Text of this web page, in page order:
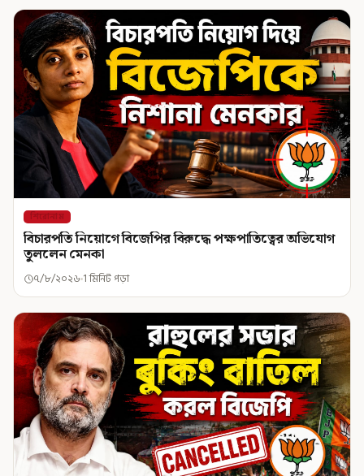
শিরোনাম
বিচারপতি নিয়োগে বিজেপির বিরুদ্ধে পক্ষপাতিত্বের অভিযোগ
তুললেন মেনকা
৭/৮/২০২৬ 1 মিনিট পড়া